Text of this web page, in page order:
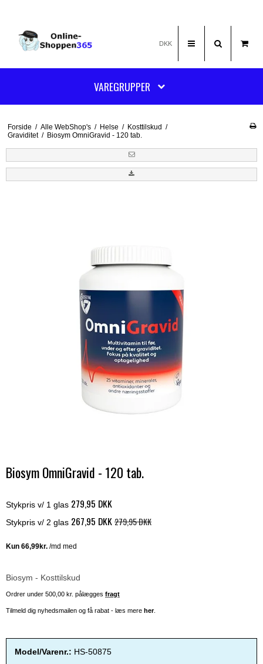
DKK
VAREGRUPPER
Forside / Alle WebShop's / Helse / Kosttilskud /
Graviditet / Biosym OmniGravid - 120 tab.
Biosym OmniGravid - 120 tab.
Stykpris v/ 1 glas 279,95 DKK
Stykpris v/ 2 glas 267,95 DKK279,95 DKK
Biosym - Kosttilskud
Ordrer under 500,00 kr. pålægges fragt
Tilmeld dig nyhedsmailen og få rabat - læs mere her.
Model/Varenr.: HS-50875